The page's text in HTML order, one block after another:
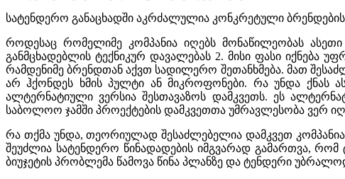
სატენდერო განაცხადში აკრძალულია კონკრეტული ბრენდების
როდესაც რომელიმე კომპანია იღებს მონაწილეობას
განმცხადებლის ტექნიკურ დავალებას 2. მისი ფასი
რამდენიმე ბრენდთან აქვთ სადილერო შეთანხმება. მათ
არ ჰქონდეს ხმის პულტი ან მიკროფონები. რა უნდა ქნას
ალტერნატიული ვერსია შესთავაზოს დამკვეთს. ეს
საბოლოო ჯამში პროექტების დამკვეთთა უმრავლესობა ვერ
რა თქმა უნდა, თეორიულად შესაძლებელია დამკვეთ
შეუძლია სატენდერო წინადადების იმგვარად გამართვა, რომ
ბიუჯეტის პრობლემა წამოვა წინა პლანზე და ტენდერი